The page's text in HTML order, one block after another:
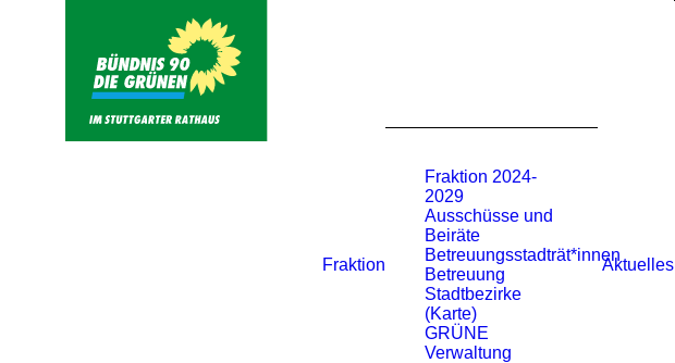
Fraktion
Fraktion 2024-
2029
Ausschüsse und
Beiräte
Betreuungsstadträt*innen
Betreuung
Stadtbezirke
(Karte)
GRÜNE
Verwaltung
Aktuelles